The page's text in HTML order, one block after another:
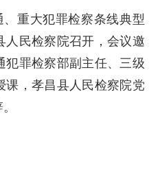
重大犯罪检察条线典型
人民检察院召开，会议邀
犯罪检察部副主任、三级
课，孝昌县人民检察院党